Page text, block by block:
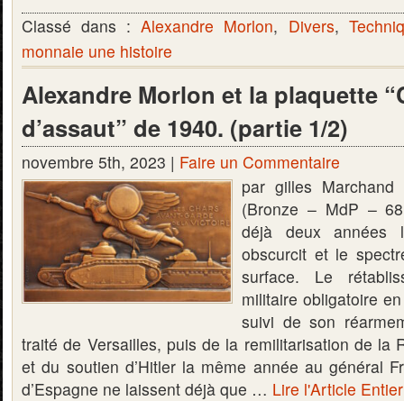
Classé dans :Alexandre Morlon, Divers,
monnaie une histoire
Alexandre Morlon et la plaquette
d’assaut” de 1940. (partie 1/2)
novembre 5th, 2023 | Faire un Commentaire
par gilles Marchand
(Bronze – MdP –
déjà deux années
obscurcit et le
surface. Le
militaire obligatoire
suivi de son
traité de Versailles, puis de la remilitarisation de la
et du soutien d’Hitler la même année au général
d’Espagne ne laissent déjà que … Lire l'Article